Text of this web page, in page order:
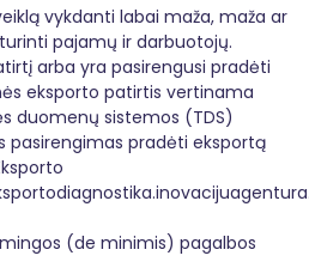
vykdanti labai maža, maža ar
pajamų ir darbuotojų.
arba yra pasirengusi pradėti
eksporto patirtis vertinama
duomenų sistemos (TDS)
pasirengimas pradėti eksportą
(de minimis) pagalbos